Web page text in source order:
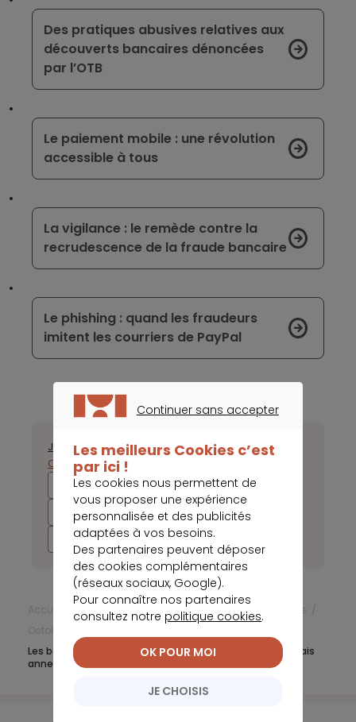
Des pratiques abusives relatives aux
découverts bancaires dénoncées
par l’OTB
Le paiement mobile : une révolution
accessible à tous
La vigilance : le remède contre la
recrudescence de la fraude bancaire
Le phishing : quand les fraudeurs
imitent les courriers de PayPal
2025 2024 2023
2022
2021
2020 2019
2018
2017
JanvierFévrierMarsAvrilMai JuinJuilletAoûtSeptembre
OctobreNovembre
Frais bancaires
Actualités Frais bancaires
Les banques compensent la baisse des tarifs par des frais
annexes
Continuer sans accepter
Les meilleurs Cookies c’est
par ici !
Les cookies nous permettent de
vous proposer une expérience
personnalisée et des publicités
adaptées à vos besoins.
Des partenaires peuvent déposer
des cookies complémentaires
(réseaux sociaux, Google).
Pour connaître nos partenaires
consultez notre politique cookies.
JE CHOISIS
OK POUR MOI